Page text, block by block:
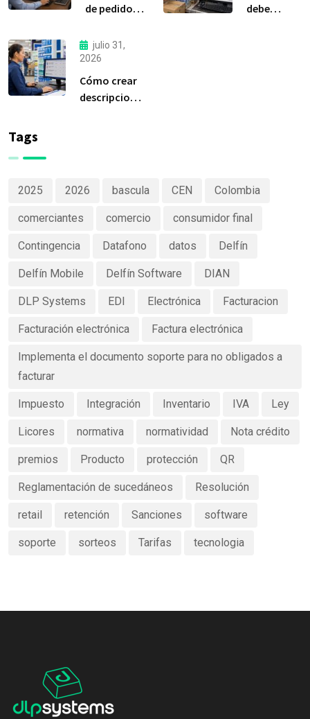
de pedidos:
la
herramienta
más
importante
de Delfín
debe
julio 31,
2026
Cómo crear
descripciones
Tags
2025 2026 bascula CEN Colombia
comerciantes comercio consumidor final
Contingencia Datafono datos Delfín
Delfín Mobile Delfín Software DIAN
DLP Systems EDI Electrónica Facturacion
Facturación electrónica Factura electrónica
Implementa el documento soporte para no obligados a
facturar
Impuesto Integración Inventario IVA Ley
Licores normativa normatividad Nota crédito
premios Producto protección QR
Reglamentación de sucedáneos Resolución
retail retención Sanciones software
soporte sorteos Tarifas tecnologia